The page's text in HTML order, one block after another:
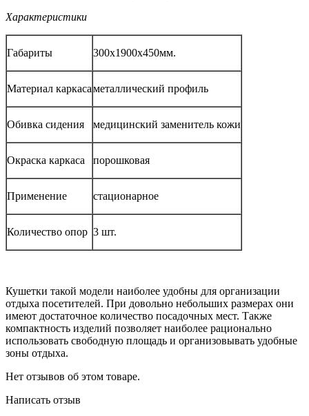
Характеристики
Габариты 300х1900х450мм.
Материал каркасаметаллический профиль
Обивка сидения медицинский заменитель кожи
Окраска каркаса порошковая
Применение стационарное
Количество опор 3 шт.
Кушетки такой модели наиболее удобны для организации
отдыха посетителей. При довольно небольших размерах они
имеют достаточное количество посадочных мест. Также
компактность изделий позволяет наиболее рационально
использовать свободную площадь и организовывать удобные
зоны отдыха.
Нет отзывов об этом товаре.
Написать отзыв